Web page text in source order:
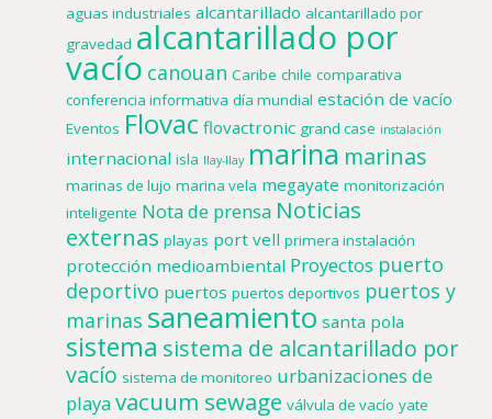
aguas industriales alcantarillado alcantarillado por
gravedad alcantarillado por
vacío canouan Caribe chile comparativa
conferencia informativa día mundial estación de vacío
Eventos Flovac flovactronic grand case instalación
internacional isla llay-llay marina marinas
marinas de lujo marina vela megayate monitorización
inteligente Nota de prensa Noticias
externas playas port vell primera instalación
protección medioambiental Proyectos puerto
deportivo puertos puertos deportivos puertos y
marinas saneamiento santa pola
sistema sistema de alcantarillado por
vacío sistema de monitoreo urbanizaciones de
playavacuum sewage válvula de vacío yate